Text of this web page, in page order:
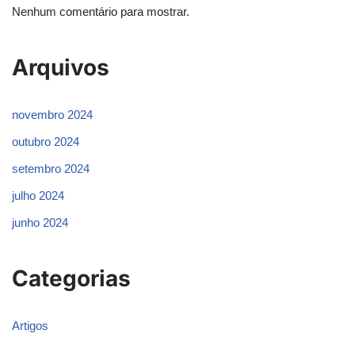
Nenhum comentário para mostrar.
Arquivos
novembro 2024
outubro 2024
setembro 2024
julho 2024
junho 2024
Categorias
Artigos